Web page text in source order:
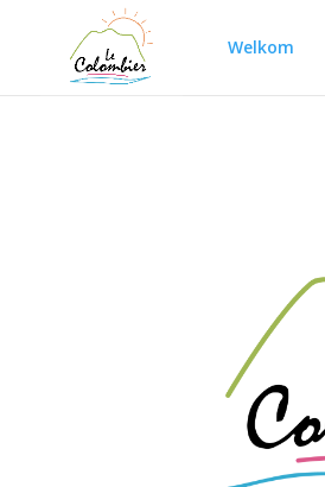
Welkom
Cookies beheer paneel